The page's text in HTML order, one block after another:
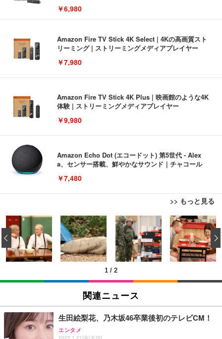
￥6,980
Amazon Fire TV Stick 4K Select | 4Kの高画質スト
リーミング | ストリーミングメディアプレイヤー
￥7,980
Amazon Fire TV Stick 4K Plus | 映画館のような4K
体験 | ストリーミングメディアプレイヤー
￥9,980
Amazon Echo Dot (エコードット) 第5世代 - Alex
a、センサー搭載、鮮やかなサウンド｜チャコール
￥7,480
>> もっと見る
[EdoErgo] オフィスチェア 椅子 テレワーク 疲れな
い 跳ね上げ式アームレスト コンパクト 約105度ロッ
キング pc 事務椅子 360度回転 座面昇降 強化ナイロ
ン樹脂ベース 通気性メッシュ 在宅ワーク H-WY01
(黒網+黒枠+黒足)
￥5,699
SIHOO B100 オフィスチェア／デスクチェア メッシ
ュチェア 人間工学 疲れない ブラック
￥27,999
Sezlife オフィスチェア デスクチェア 疲れない テレ
EIZO ビジネス向けプレミアムモニター | FlexScan
EV3240X-WT | 31.5型4K UHD・USB Type-C・ホワ
イト
￥105,595
EIZO ビジネス向けプレミアムモニター | FlexScan
Amazonベーシック ペットシーツ 薄型 レギュラー 1
回使い捨て 無香料 ホワイト 300枚
￥3,373
Amazonベーシック ペットシーツ 厚型 ワイド 42枚
x2袋(84枚) ホワイト(吸収面:ライトブルー)
￥3,234
1 / 2
‹
関連ニュース
生田絵梨花、乃木坂46卒業後初のテレビCM！
エンタメ